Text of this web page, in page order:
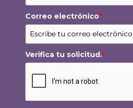
Correo electrónico*
Verifica tu solicitud.*